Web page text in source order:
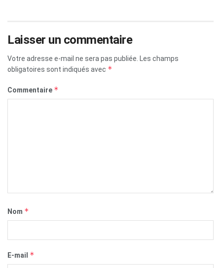
Laisser un commentaire
Votre adresse e-mail ne sera pas publiée. Les champs
obligatoires sont indiqués avec *
Commentaire *
Nom *
E-mail *